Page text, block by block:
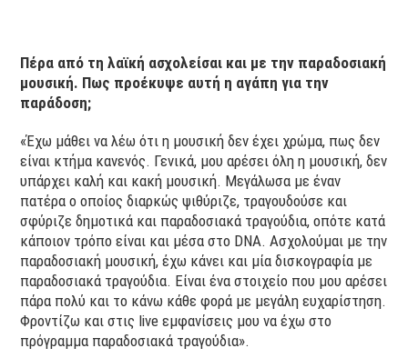
Πέρα από τη λαϊκή ασχολείσαι και με την παραδοσιακή
μουσική. Πως προέκυψε αυτή η αγάπη για την
παράδοση;
«Έχω μάθει να λέω ότι η μουσική δεν έχει χρώμα, πως δεν
είναι κτήμα κανενός. Γενικά, μου αρέσει όλη η μουσική, δεν
υπάρχει καλή και κακή μουσική. Μεγάλωσα με έναν
πατέρα ο οποίος διαρκώς ψιθύριζε, τραγουδούσε και
σφύριζε δημοτικά και παραδοσιακά τραγούδια, οπότε κατά
κάποιον τρόπο είναι και μέσα στο DNA. Ασχολούμαι με την
παραδοσιακή μουσική, έχω κάνει και μία δισκογραφία με
παραδοσιακά τραγούδια. Είναι ένα στοιχείο που μου αρέσει
πάρα πολύ και το κάνω κάθε φορά με μεγάλη ευχαρίστηση.
Φροντίζω και στις live εμφανίσεις μου να έχω στο
πρόγραμμα παραδοσιακά τραγούδια».